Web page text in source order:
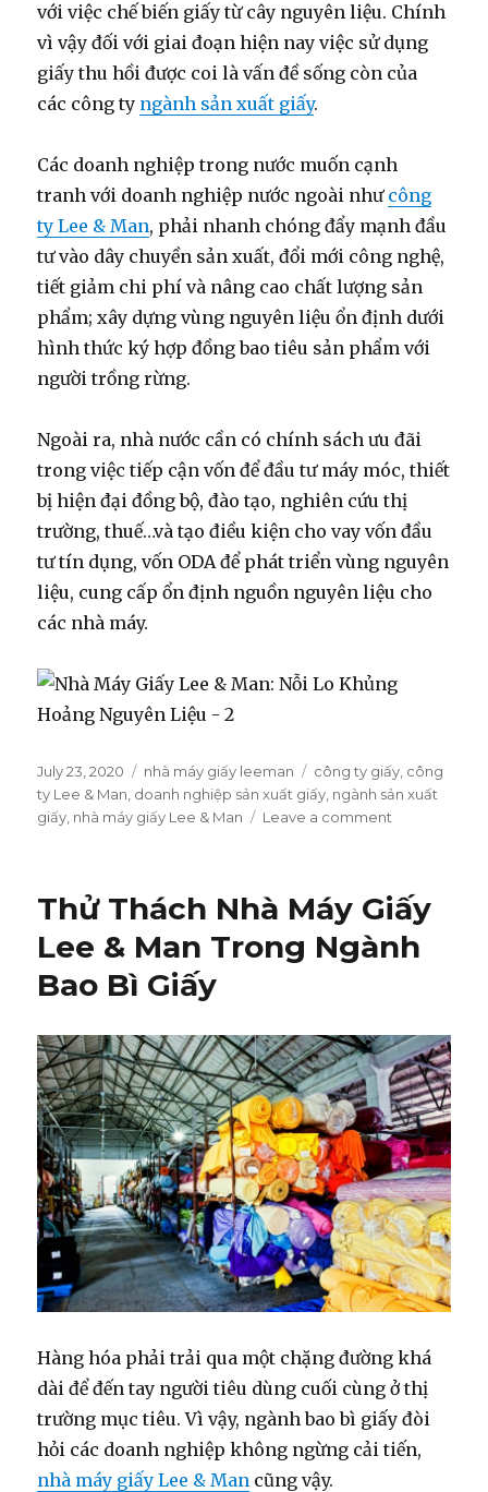
với việc chế biến giấy từ cây nguyên liệu. Chính
vì vậy đối với giai đoạn hiện nay việc sử dụng
giấy thu hồi được coi là vấn đề sống còn của
các công ty ngành sản xuất giấy.
Các doanh nghiệp trong nước muốn cạnh
tranh với doanh nghiệp nước ngoài như công
ty Lee & Man, phải nhanh chóng đẩy mạnh đầu
tư vào dây chuyền sản xuất, đổi mới công nghệ,
tiết giảm chi phí và nâng cao chất lượng sản
phẩm; xây dựng vùng nguyên liệu ổn định dưới
hình thức ký hợp đồng bao tiêu sản phẩm với
người trồng rừng.
Ngoài ra, nhà nước cần có chính sách ưu đãi
trong việc tiếp cận vốn để đầu tư máy móc, thiết
bị hiện đại đồng bộ, đào tạo, nghiên cứu thị
trường, thuế…và tạo điều kiện cho vay vốn đầu
tư tín dụng, vốn ODA để phát triển vùng nguyên
liệu, cung cấp ổn định nguồn nguyên liệu cho
các nhà máy.
Posted
on
July 23, 2020 Categories
nhà máy giấy leeman Tags
công ty giấy, công
ty Lee & Man, doanh nghiệp sản xuất giấy, ngành sản xuất
giấy, nhà máy giấy Lee & Man Leave a comment
Lee
&
Man:
Hoảng
Nguyên
Liệu
Thử Thách Nhà Máy Giấy
Lee & Man Trong Ngành
Bao Bì Giấy
Hàng hóa phải trải qua một chặng đường khá
dài để đến tay người tiêu dùng cuối cùng ở thị
trường mục tiêu. Vì vậy, ngành bao bì giấy đòi
hỏi các doanh nghiệp không ngừng cải tiến,
nhà máy giấy Lee & Man cũng vậy.